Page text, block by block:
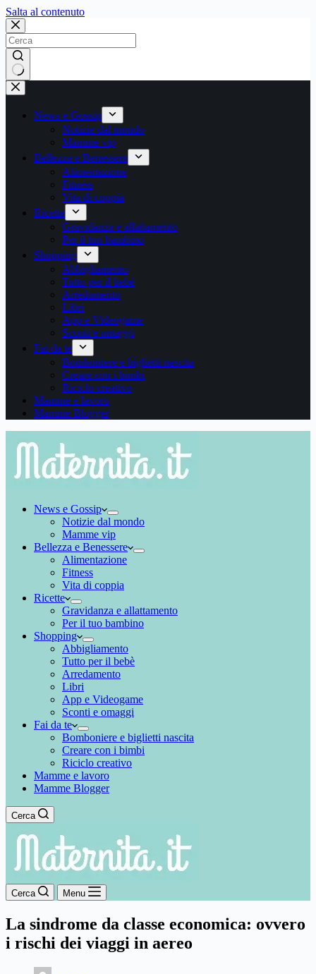
Salta al contenutoSalta
contenuto
Nessun
risultato
News e Gossip
Notizie dal mondo
Mamme vip
Bellezza e Benessere
Alimentazione
Fitness
Vita di coppia
Ricette
Gravidanza e allattamento
Per il tuo bambino
Shopping
Abbigliamento
Tutto per il bebè
Arredamento
Libri
App e Videogame
Sconti e omaggi
Fai da te
Bomboniere e biglietti nascita
Creare con i bimbi
Riciclo creativo
Mamme e lavoro
Mamme Blogger
News e Gossip
Notizie dal mondo
Mamme vip
Bellezza e Benessere
Alimentazione
Fitness
Vita di coppia
Ricette
Gravidanza e allattamento
Per il tuo bambino
Shopping
Abbigliamento
Tutto per il bebè
Arredamento
Libri
App e Videogame
Sconti e omaggi
Fai da te
Bomboniere e biglietti nascita
Creare con i bimbi
Riciclo creativo
Mamme e lavoro
Mamme Blogger
Cerca
Cerca Menu
La sindrome da classe economica: ovvero
i rischi dei viaggi in aereo